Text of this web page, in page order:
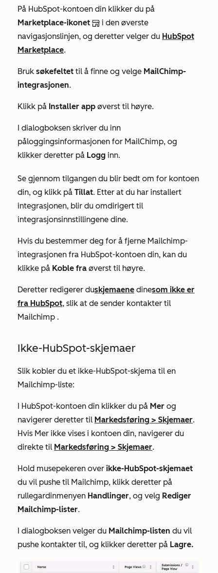
På HubSpot-kontoen din klikker du på
Marketplace-ikonet
i den øverste
navigasjonslinjen, og deretter velger du HubSpot
Marketplace.
Bruk søkefeltet til å finne og velge MailChimp-
integrasjonen.
Klikk på Installer app øverst til høyre.
I dialogboksen skriver du inn
påloggingsinformasjonen for MailChimp, og
klikker deretter på Logg inn.
Se gjennom tilgangen du blir bedt om for kontoen
din, og klikk på Tillat. Etter at du har installert
integrasjonen, blir du omdirigert til
integrasjonsinnstillingene dine.
Hvis du bestemmer deg for å fjerne Mailchimp-
integrasjonen fra HubSpot-kontoen din, kan du
klikke på Koble fra øverst til høyre.
Deretter redigerer duskjemaene dinesom ikke er
fra HubSpot, slik at de sender kontakter til
Mailchimp .
Ikke-HubSpot-skjemaer
Slik kobler du et ikke-HubSpot-skjema til en
Mailchimp-liste:
I HubSpot-kontoen din klikker du på Mer og
navigerer deretter til Markedsføring > Skjemaer.
Hvis Mer ikke vises i kontoen din, navigerer du
direkte til Markedsføring > Skjemaer.
Hold musepekeren over ikke-HubSpot-skjemaet
du vil pushe til Mailchimp, klikk deretter på
rullegardinmenyen Handlinger, og velg Rediger
Mailchimp-lister.
I dialogboksen velger du Mailchimp-listen du vil
pushe kontakter til, og klikker deretter på Lagre.